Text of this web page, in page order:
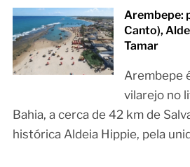
Arembepe:
Canto),
Tamar
Arembepe
vilarejo no
Bahia, a cerca de 42 km de
histórica Aldeia Hippie, pela